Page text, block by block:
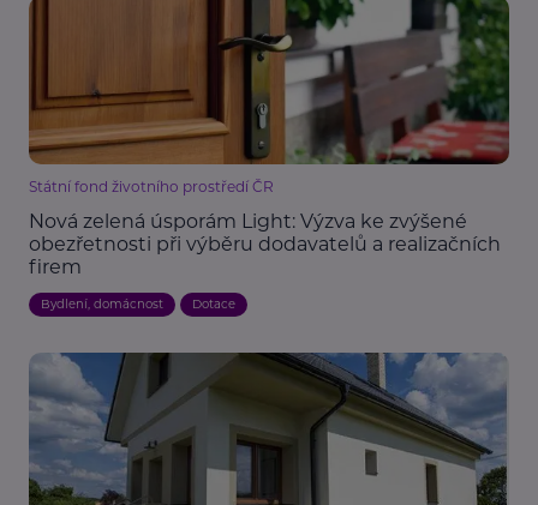
Státní fond životního prostředí ČR
Nová zelená úsporám Light: Výzva ke zvýšené
obezřetnosti při výběru dodavatelů a realizačních
firem
Bydlení, domácnost Dotace